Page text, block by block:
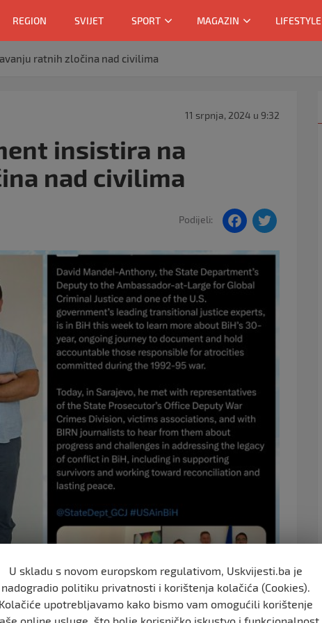
REGION SVIJET SPORT MAGAZIN LIFESTYLE
ratnih zločina nad civilima
11 srpnja, 2024 u 9:32
insistira na
nad civilima
Podijeli:
F
c
e
b
o
U skladu s novom europskom regulativom, Uskvijesti.ba je
nadogradio politiku privatnosti i korištenja kolačića (Cookies).
upotrebljavamo kako bismo vam omogućili korištenje